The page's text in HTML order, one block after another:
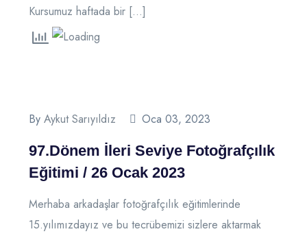
Kursumuz haftada bir […]
By Aykut Sarıyıldız Oca 03, 2023
97.Dönem İleri Seviye Fotoğrafçılık
Eğitimi / 26 Ocak 2023
Merhaba arkadaşlar fotoğrafçılık eğitimlerinde
15.yılımızdayız ve bu tecrübemizi sizlere aktarmak